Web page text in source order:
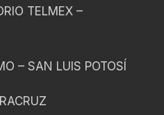
TELMEX –
– SAN LUIS POTOSÍ